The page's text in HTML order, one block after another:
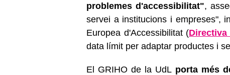
problemes d'accessibilitat",
servei a institucions i empreses",
Europea d'Accessibilitat (Directiva
data límit per adaptar productes i
El GRIHO de la UdL porta més